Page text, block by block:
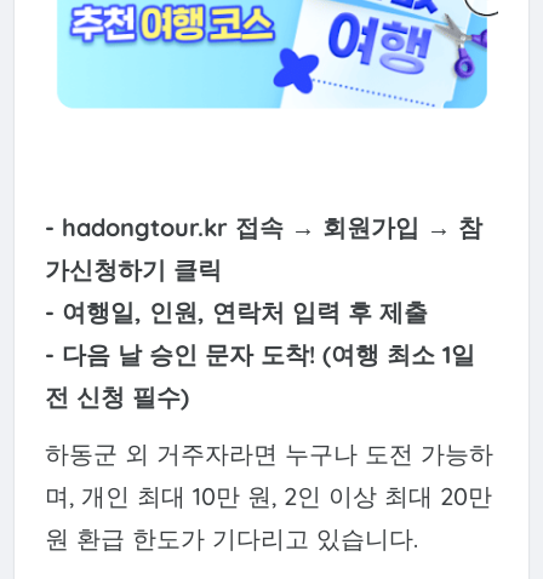
- hadongtour.kr 접속 → 회원가입 → 참
가신청하기 클릭
- 여행일, 인원, 연락처 입력 후 제출
- 다음 날 승인 문자 도착! (여행 최소 1일
전 신청 필수)
하동군 외 거주자라면 누구나 도전 가능하
며, 개인 최대 10만 원, 2인 이상 최대 20만
원 환급 한도가 기다리고 있습니다.